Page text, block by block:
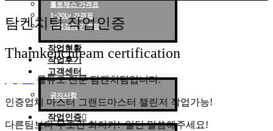
롤토체스 가격표
1~30Lv 가격표
1대1강의 가격표
작업현황
작업후기
고객센터
공지사항
작업인증
탐켄치팀 작업인증
Thamkenchteam certification
롤듀오 전문 탐켄치팀입니다.
인증업체 마스터 그랜드마스터 챌린저 작업가능!
다른팀보다 무조건 최저가! 일단 말씀해주세요!